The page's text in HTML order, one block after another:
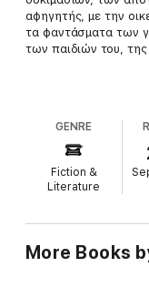
αφηγητής, με την
τα φαντάσματα των
των παιδιών του, της
λόγο, ο συγγραφέας
εαυτό του έναν
είναι το μεγάλο του
GENRE
Fiction &
Literature
More Books